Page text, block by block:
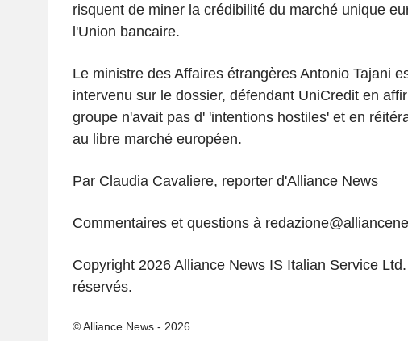
risquent de miner la crédibilité du marché unique
l'Union bancaire.
Le ministre des Affaires étrangères Antonio Tajani
intervenu sur le dossier, défendant UniCredit en
groupe n'avait pas d' 'intentions hostiles' et en
au libre marché européen.
Par Claudia Cavaliere, reporter d'Alliance News
Commentaires et questions à
Copyright 2026 Alliance News IS Italian Service
réservés.
© Alliance News - 2026